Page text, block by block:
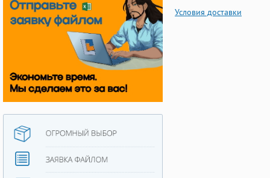
Условия доставки